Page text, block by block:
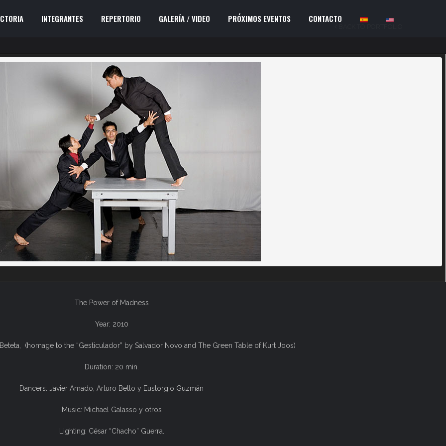
INTEGRANTES REPERTORIO GALERÍA / VIDEO PRÓXIMOS EVENTOS CONTACTO
The Power of Madness
Year: 2010
(homage to the “Gesticulador” by Salvador Novo and The Green Table of Kurt Joos)
Duration: 20 min.
Dancers: Javier Amado, Arturo Bello y Eustorgio Guzmán
Music: Michael Galasso y otros
Lighting: César “Chacho” Guerra.